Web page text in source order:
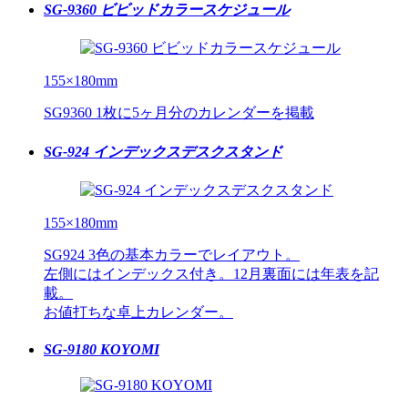
SG-9360 ビビッドカラースケジュール
155×180mm
SG9360 1枚に5ヶ月分のカレンダーを掲載
SG-924 インデックスデスクスタンド
155×180mm
SG924 3色の基本カラーでレイアウト。
左側にはインデックス付き。12月裏面には年表を記
載。
お値打ちな卓上カレンダー。
SG-9180 KOYOMI